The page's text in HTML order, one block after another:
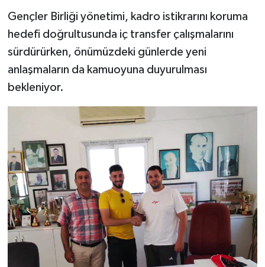
Gençler Birliği yönetimi, kadro istikrarını koruma
hedefi doğrultusunda iç transfer çalışmalarını
sürdürürken, önümüzdeki günlerde yeni
anlaşmaların da kamuoyuna duyurulması
bekleniyor.
SİYASET
TATLISU
TEKNOLOJİ
TİCARET
YAŞAM